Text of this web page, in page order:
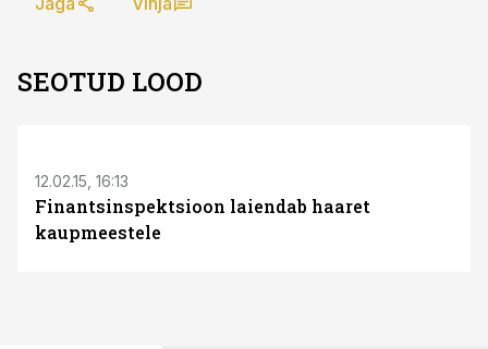
SEOTUD LOOD
12.02.15, 16:13
Finantsinspektsioon laiendab haaret
kaupmeestele